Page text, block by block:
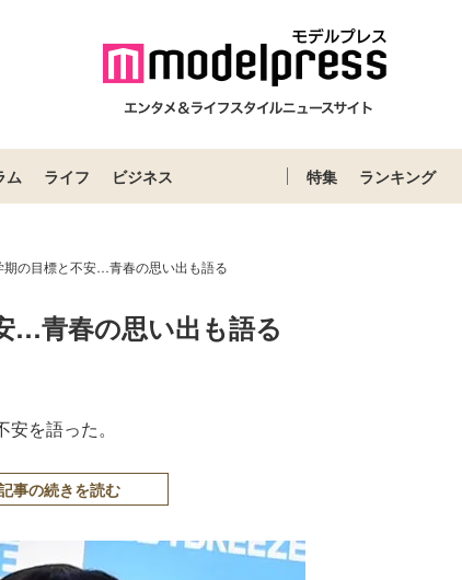
ム ライフ ビジネス 特集 ランキング
期の目標と不安…青春の思い出も語る
…青春の思い出も語る
を語った。
事の続きを読む